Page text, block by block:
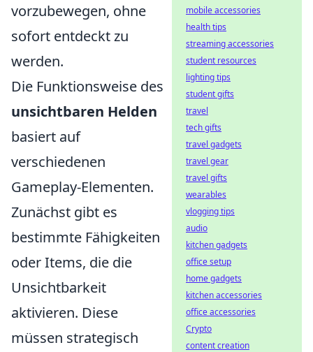
vorzubewegen, ohne
sofort entdeckt zu
werden.
Die Funktionsweise des
unsichtbaren Helden
basiert auf
verschiedenen
Gameplay-Elementen.
Zunächst gibt es
bestimmte Fähigkeiten
oder Items, die die
Unsichtbarkeit
aktivieren. Diese
müssen strategisch
mobile accessories
health tips
streaming accessories
student resources
lighting tips
student gifts
travel
tech gifts
travel gadgets
travel gear
travel gifts
wearables
vlogging tips
audio
kitchen gadgets
office setup
home gadgets
kitchen accessories
office accessories
Crypto
content creation